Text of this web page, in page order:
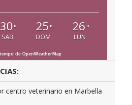
30 °
SAB
25 °
DOM
26 °
LUN
de OpenWeatherMap
centro veterinario en Marbella